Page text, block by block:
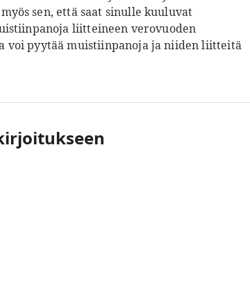
sen, että saat sinulle kuuluvat
liitteineen verovuoden
voi pyytää muistiinpanoja ja niiden liitteitä